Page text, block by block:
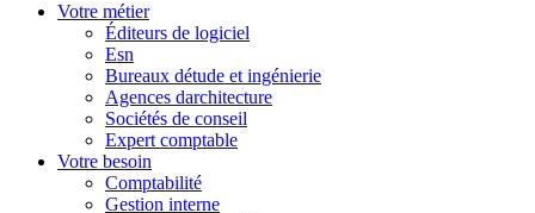
Votre métier
Éditeurs de logiciel
Esn
Bureaux détude et ingénierie
Agences darchitecture
Sociétés de conseil
Expert comptable
Votre besoin
Comptabilité
Gestion interne